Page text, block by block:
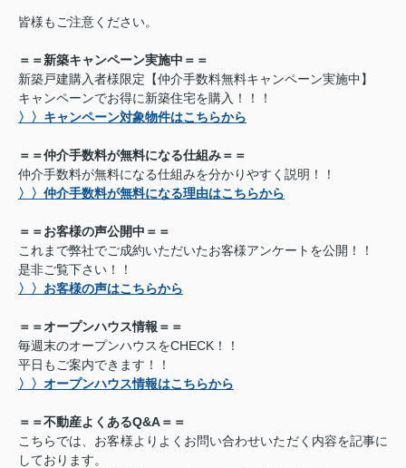
皆様もご注意ください。
＝＝新築キャンペーン実施中＝＝
新築戸建購入者様限定【仲介手数料無料キャンペーン実施中】
キャンペーンでお得に新築住宅を購入！！！
〉〉キャンペーン対象物件はこちらから
＝＝仲介手数料が無料になる仕組み＝＝
仲介手数料が無料になる仕組みを分かりやすく説明！！
〉〉仲介手数料が無料になる理由はこちらから
＝＝お客様の声公開中＝＝
これまで弊社でご成約いただいたお客様アンケートを公開！！
是非ご覧下さい！！
〉〉お客様の声はこちらから
＝＝オープンハウス情報＝＝
毎週末のオープンハウスをCHECK！！
平日もご案内できます！！
〉〉オープンハウス情報はこちらから
＝＝不動産よくあるQ&A＝＝
こちらでは、お客様よりよくお問い合わせいただく内容を記事に
しております。